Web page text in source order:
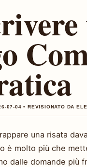
07-04 • REVISIONATO DA
una risata
è molto più che
dalle domande più